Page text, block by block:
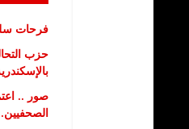
فرحات
حزب
صور ..